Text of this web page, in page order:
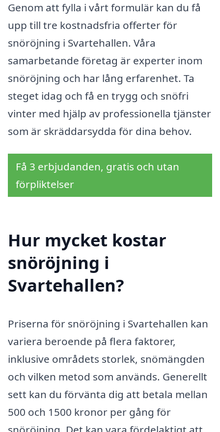
Genom att fylla i vårt formulär kan du få
upp till tre kostnadsfria offerter för
snöröjning i Svartehallen. Våra
samarbetande företag är experter inom
snöröjning och har lång erfarenhet. Ta
steget idag och få en trygg och snöfri
vinter med hjälp av professionella tjänster
som är skräddarsydda för dina behov.
Få 3 erbjudanden, gratis och utan
förpliktelser
Hur mycket kostar
snöröjning i
Svartehallen?
Priserna för snöröjning i Svartehallen kan
variera beroende på flera faktorer,
inklusive områdets storlek, snömängden
och vilken metod som används. Generellt
sett kan du förvänta dig att betala mellan
500 och 1500 kronor per gång för